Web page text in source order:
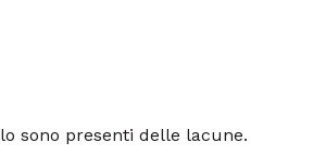
sono presenti delle lacune.